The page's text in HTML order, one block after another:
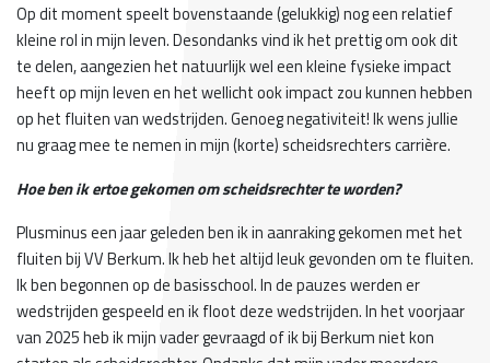
Op dit moment speelt bovenstaande (gelukkig) nog een relatief
kleine rol in mijn leven. Desondanks vind ik het prettig om ook dit
te delen, aangezien het natuurlijk wel een kleine fysieke impact
heeft op mijn leven en het wellicht ook impact zou kunnen hebben
op het fluiten van wedstrijden. Genoeg negativiteit! Ik wens jullie
nu graag mee te nemen in mijn (korte) scheidsrechters carrière.
Hoe ben ik ertoe gekomen om scheidsrechter te worden?
Plusminus een jaar geleden ben ik in aanraking gekomen met het
fluiten bij VV Berkum. Ik heb het altijd leuk gevonden om te fluiten.
Ik ben begonnen op de basisschool. In de pauzes werden er
wedstrijden gespeeld en ik floot deze wedstrijden. In het voorjaar
van 2025 heb ik mijn vader gevraagd of ik bij Berkum niet kon